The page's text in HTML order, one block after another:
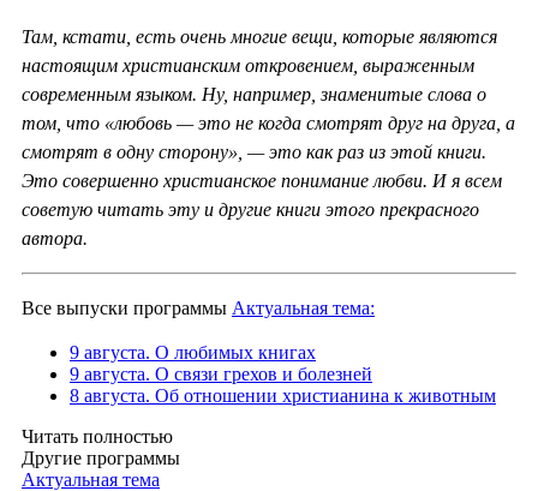
Там, кстати, есть очень многие вещи, которые являются
настоящим христианским откровением, выраженным
современным языком. Ну, например, знаменитые слова о
том, что «любовь — это не когда смотрят друг на друга, а
смотрят в одну сторону», — это как раз из этой книги.
Это совершенно христианское понимание любви. И я всем
советую читать эту и другие книги этого прекрасного
автора.
Все выпуски программы Актуальная тема:
9 августа. О любимых книгах
9 августа. О связи грехов и болезней
8 августа. Об отношении христианина к животным
Читать полностью
Другие программы
Актуальная тема